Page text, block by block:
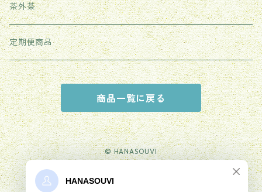
紫砂茶壺
その他
茶外茶
定期便商品
商品一覧に戻る
© HANASOUVI